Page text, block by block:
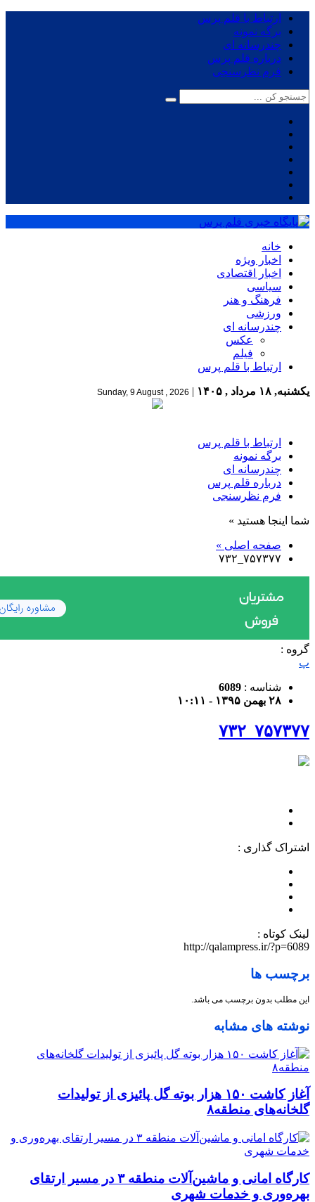
ارتباط با قلم پرس
برگه نمونه
چندرسانه ای
درباره قلم پرس
فرم نظرسنجی
خانه
اخبار ویژه
اخبار اقتصادی
سیاسی
فرهنگ و هنر
ورزشی
چندرسانه ای
عکس
فیلم
ارتباط با قلم پرس
یکشنبه, ۱۸ مرداد , ۱۴۰۵ |
Sunday, 9 August , 2026
ارتباط با قلم پرس
برگه نمونه
چندرسانه ای
درباره قلم پرس
فرم نظرسنجی
شما اینجا هستید »
صفحه اصلی »
۷۵۷۳۷۷_۷۳۲
گروه :
پ
شناسه : 6089
۲۸ بهمن ۱۳۹۵ - ۱۰:۱۱
۷۵۷۳۷۷_۷۳۲
اشتراک گذاری :
لینک کوتاه :
http://qalampress.ir/?p=6089
برچسب ها
این مطلب بدون برچسب می باشد.
نوشته های مشابه
آغاز کاشت ۱۵۰ هزار بوته گل پائیزی از تولیدات
گلخانه‌های منطقه۸
کارگاه امانی و ماشین‌آلات منطقه ۳ در مسیر ارتقای
بهره‌وری و خدمات شهری